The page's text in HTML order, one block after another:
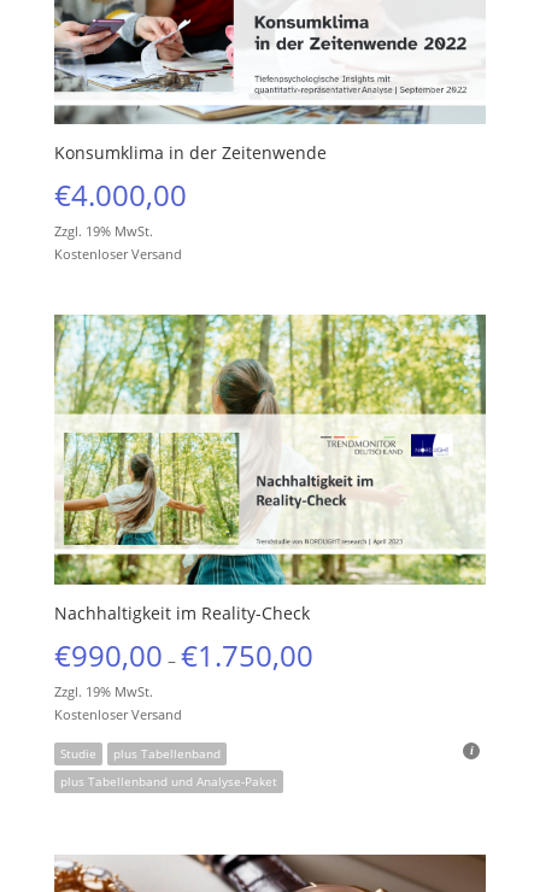
Konsumklima in der Zeitenwende
€4.000,00
Zzgl. 19% MwSt.
Kostenloser Versand
Nachhaltigkeit im Reality-Check
€990,00 – €1.750,00
Zzgl. 19% MwSt.
Kostenloser Versand
Studie
plus Tabellenband
plus Tabellenband und Analyse-Paket